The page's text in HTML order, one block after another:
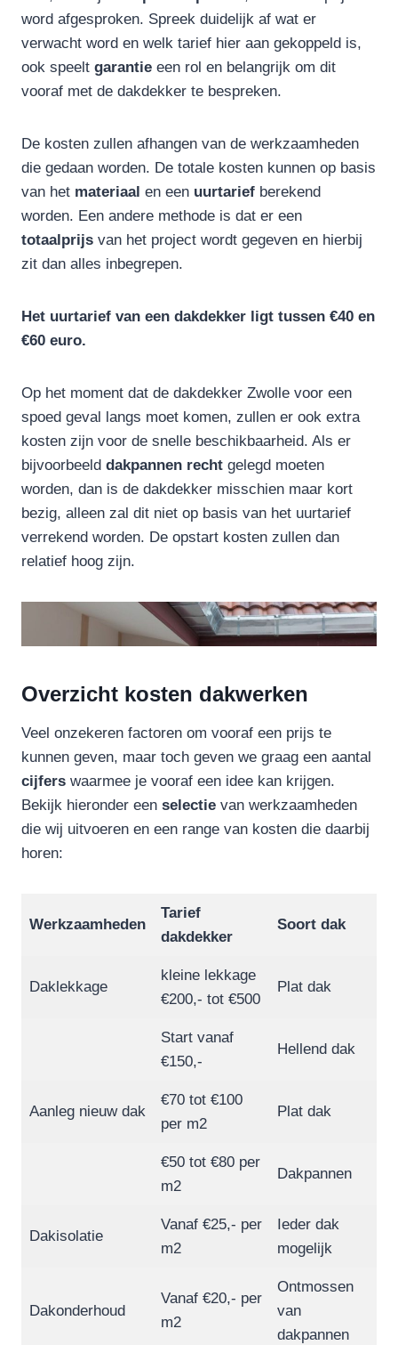
word afgesproken. Spreek duidelijk af wat er
verwacht word en welk tarief hier aan gekoppeld is,
ook speelt garantie een rol en belangrijk om dit
vooraf met de dakdekker te bespreken.
De kosten zullen afhangen van de werkzaamheden
die gedaan worden. De totale kosten kunnen op basis
van het materiaal en een uurtarief berekend
worden. Een andere methode is dat er een
totaalprijs van het project wordt gegeven en hierbij
zit dan alles inbegrepen.
Het uurtarief van een dakdekker ligt tussen €40 en
€60 euro.
Op het moment dat de dakdekker Zwolle voor een
spoed geval langs moet komen, zullen er ook extra
kosten zijn voor de snelle beschikbaarheid. Als er
bijvoorbeeld dakpannen recht gelegd moeten
worden, dan is de dakdekker misschien maar kort
bezig, alleen zal dit niet op basis van het uurtarief
verrekend worden. De opstart kosten zullen dan
relatief hoog zijn.
Overzicht kosten dakwerken
Veel onzekeren factoren om vooraf een prijs te
kunnen geven, maar toch geven we graag een aantal
cijfers waarmee je vooraf een idee kan krijgen.
Bekijk hieronder een selectie van werkzaamheden
die wij uitvoeren en een range van kosten die daarbij
horen:
Werkzaamheden
Tarief
dakdekker
Soort dak
Daklekkage
kleine lekkage
€200,- tot €500
Plat dak
Start vanaf
€150,-
Hellend dak
Aanleg nieuw dak
€70 tot €100
per m2
Plat dak
€50 tot €80 per
m2
Dakpannen
Dakisolatie
Vanaf €25,- per
m2
Ieder dak
mogelijk
Dakonderhoud
Vanaf €20,- per
m2
Ontmossen
van
dakpannen